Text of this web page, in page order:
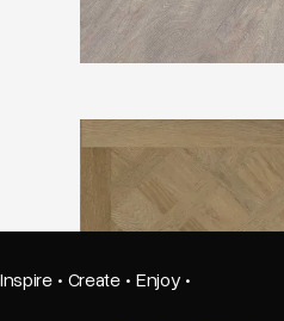
Inspire · Create · Enjoy ·